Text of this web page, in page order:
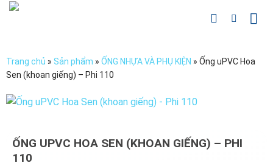
Chuyển
Trang chủ » Sản phẩm » ỐNG NHỰA VÀ PHỤ KIỆN » Ống uPVC Hoa
Sen (khoan giếng) – Phi 110
ỐNG UPVC HOA SEN (KHOAN GIẾNG) – PHI
110